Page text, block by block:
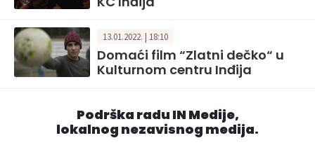
13.01.2022. | 18:10
Domaći film “Zlatni dečko“ u
Kulturnom centru Inđija
Podrška radu IN Medije,
lokalnog nezavisnog medija.